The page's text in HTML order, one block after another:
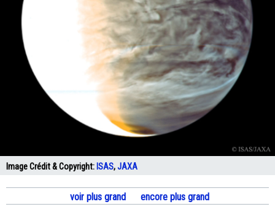
Image Crédit & Copyright: ISAS,JAXA
voir plus grand encore plus grand